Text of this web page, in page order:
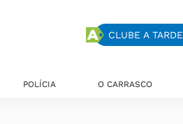
CLUBE A TARDE
POLÍCIA O CARRASCO